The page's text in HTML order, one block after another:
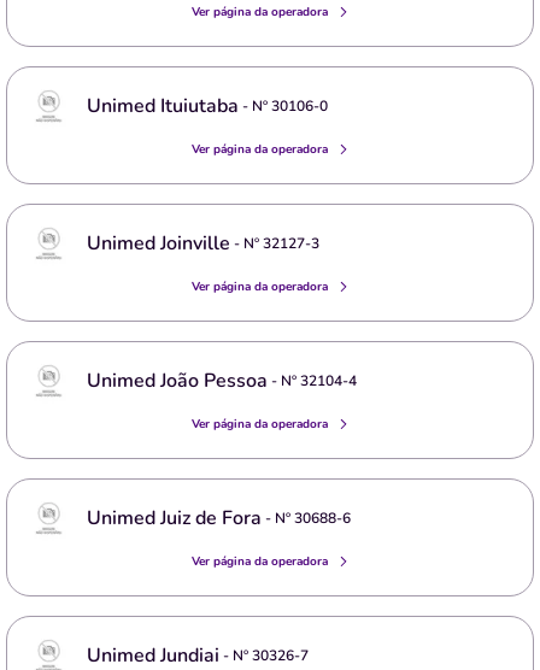
Ver página da operadora
Unimed Ituiutaba - Nº30106-0
Ver página da operadora
Unimed Joinville - Nº32127-3
Ver página da operadora
Unimed João Pessoa - Nº32104-4
Ver página da operadora
Unimed Juiz de Fora - Nº30688-6
Ver página da operadora
Unimed Jundiai - Nº30326-7